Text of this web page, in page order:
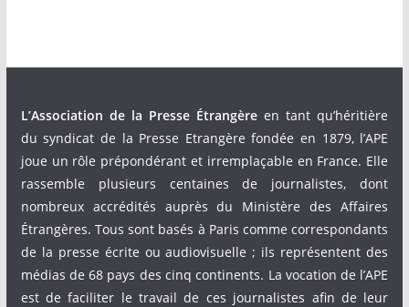
L’Association de la Presse Étrangèreen tant qu’héritière
du syndicat de la Presse Etrangère fondée en 1879, l’APE
joue un rôle prépondérant et irremplaçable en France. Elle
rassemble plusieurs centaines de journalistes, dont
nombreux accrédités auprès du Ministère des Affaires
Étrangères. Tous sont basés à Paris comme correspondants
de la presse écrite ou audiovisuelle ; ils représentent des
médias de 68 pays des cinq continents. La vocation de l’APE
est de faciliter le travail de ces journalistes afin de leur